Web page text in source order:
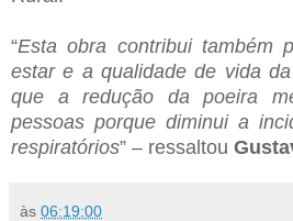
“Esta obra contribui também
estar e a qualidade de vida
que a redução da poeira
pessoas porque diminui a
respiratórios” – ressaltou
às 06:19:00